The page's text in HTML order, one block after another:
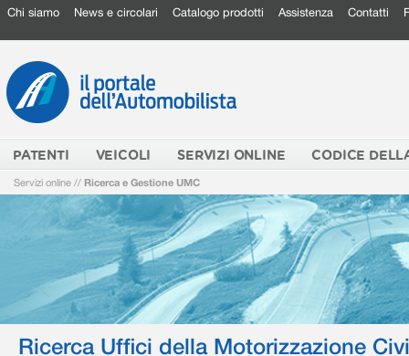
Chi siamo News e circolari Catalogo prodotti Assistenza Contatti
PATENTI VEICOLI SERVIZI ONLINE CODICE
Servizi online // Ricerca e Gestione UMC
Ricerca Uffici della Motorizzazione